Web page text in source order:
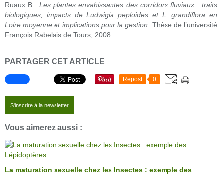
Ruaux B.. Les plantes envahissantes des corridors fluviaux : traits
biologiques, impacts de Ludwigia peploides et L. grandiflora en
Loire moyenne et implications pour la gestion . Thèse de l’université
François Rabelais de Tours, 2008.
PARTAGER CET ARTICLE
Repost 0
S'inscrire à la newsletter
Vous aimerez aussi :
La maturation sexuelle chez les Insectes : exemple des